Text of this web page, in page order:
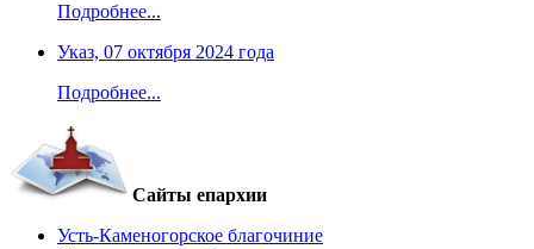
Подробнее...
Указ, 07 октября 2024 года
Подробнее...
Сайты епархии
Усть-Каменогорское благочиние